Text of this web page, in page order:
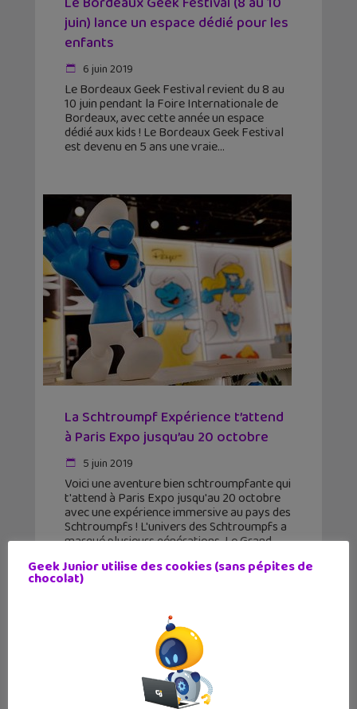
juin) lance un espace dédié pour les
enfants
6 juin 2019
Le Bordeaux Geek Festival revient du 8 au
10 juin pendant la Foire Internationale de
Bordeaux, avec cette année un espace
dédié aux kids ! Le Bordeaux Geek Festival
est devenu en 5 ans une vraie
La Schtroumpf Expérience t’attend
à Paris Expo jusqu’au 20 octobre
5 juin 2019
Voici une aventure bien schtroumpfante qui
t'attend à Paris Expo jusqu'au 20 octobre
avec une expérience immersive au pays des
Schtroumpfs ! L'univers des Schtroumpfs a
marqué plusieurs générations. Le Grand
Schtroumpf et Gargamel te donnent
Geek Junior utilise des cookies (sans pépites de
chocolat)